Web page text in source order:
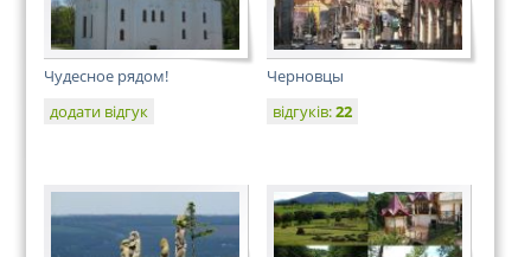
Чудесное рядом!
додати відгук
Черновцы
відгуків:22